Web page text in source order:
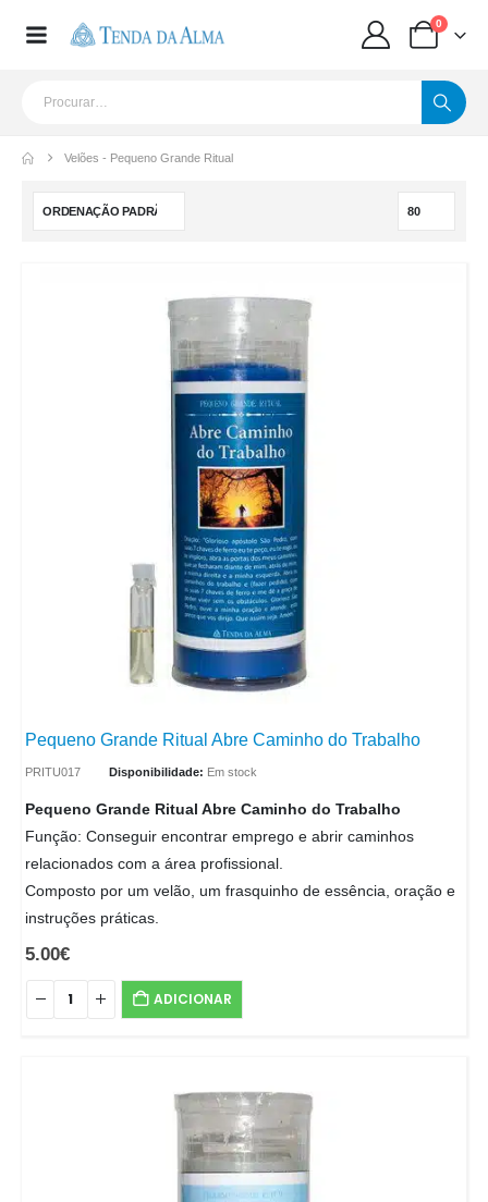
0
Velões - Pequeno Grande Ritual
Pequeno Grande Ritual Abre Caminho do Trabalho
PRITU017 Disponibilidade: Em stock
Pequeno Grande Ritual Abre Caminho do Trabalho
Função: Conseguir encontrar emprego e abrir caminhos
relacionados com a área profissional.
Composto por um velão, um frasquinho de essência, oração e
instruções práticas.
5.00€
ADICIONAR